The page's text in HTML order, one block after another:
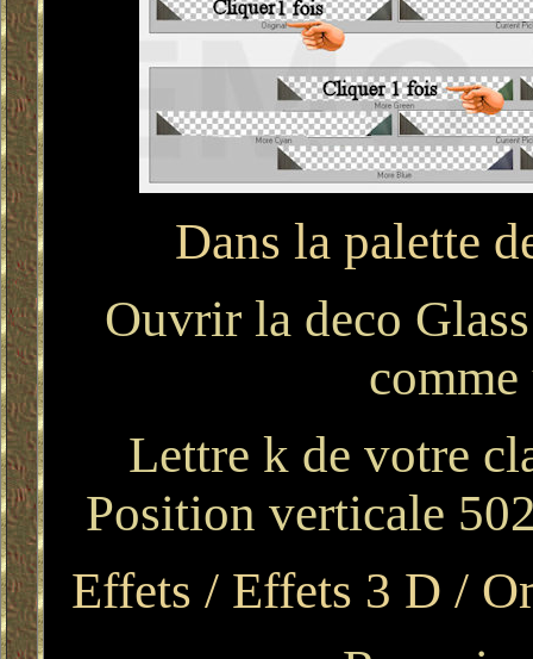
Dans la palette
Ouvrir la deco
Lettre k de votre
Position verticale
Effets / Effets 3 D /